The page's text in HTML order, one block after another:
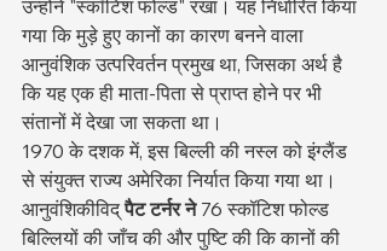
उन्होंने "स्कॉटिश फोल्ड" रखा। यह निर्धारित किया
गया कि मुड़े हुए कानों का कारण बनने वाला
आनुवंशिक उत्परिवर्तन प्रमुख था, जिसका अर्थ है
कि यह एक ही माता-पिता से प्राप्त होने पर भी
संतानों में देखा जा सकता था।
1970 के दशक में, इस बिल्ली की नस्ल को इंग्लैंड
से संयुक्त राज्य अमेरिका निर्यात किया गया था।
आनुवंशिकीविद् पैट टर्नर ने 76 स्कॉटिश फोल्ड
बिल्लियों की जाँच की और पुष्टि की कि कानों की